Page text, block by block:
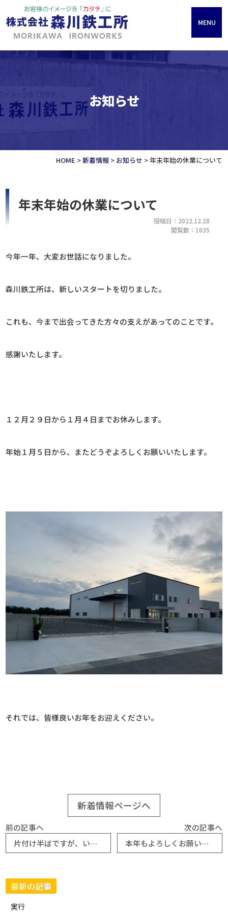
MENU
お知らせ
HOME >新着情報> お知らせ >年末年始の休業について
年末年始の休業について
投稿日：2022.12.28
閲覧数：1035
今年一年、大変お世話になりました。
森川鉄工所は、新しいスタートを切りました。
これも、今まで出会ってきた方々の支えがあってのことです。
感謝いたします。
１２月２９日から１月４日までお休みします。
年始１月５日から、またどうぞよろしくお願いいたします。
それでは、皆様良いお年をお迎えください。
新着情報ページへ
前の記事へ
片付け半ばですが、いよいよ年末です。
次の記事へ
本年もよろしくお願いいたします。
最新の記事
実行